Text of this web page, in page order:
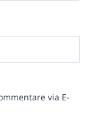
via E-